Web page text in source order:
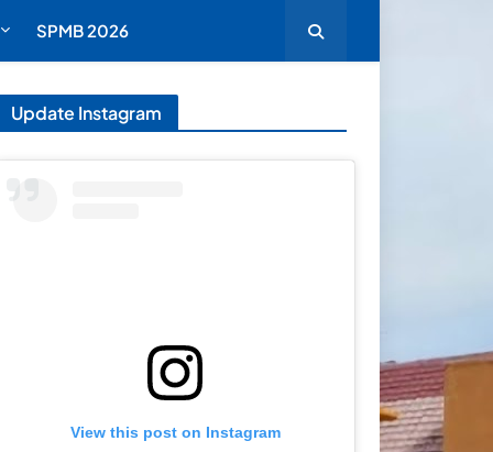
SPMB 2026
Update Instagram
View this post on Instagram